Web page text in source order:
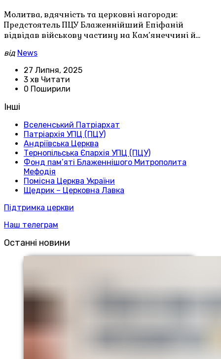
Молитва, вдячність та церковні нагороди:
Предстоятель ПЦУ Блаженнійший Епіфаній
відвідав військову частину на Кам’янеччині й…
від News
27 Липня, 2025
3 хв Читати
0 Поширили
Інші
Вселенський Патріархат
Патріархія УПЦ (ПЦУ)
Андріївська Церква
Тернопільська Єпархія УПЦ (ПЦУ)
Фонд пам’яті Блаженнішого Митрополита
Мефодія
Помісна Церква України
Щедрик – Церковна Лавка
Підтримка церкви
Наш телеграм
Останні новини